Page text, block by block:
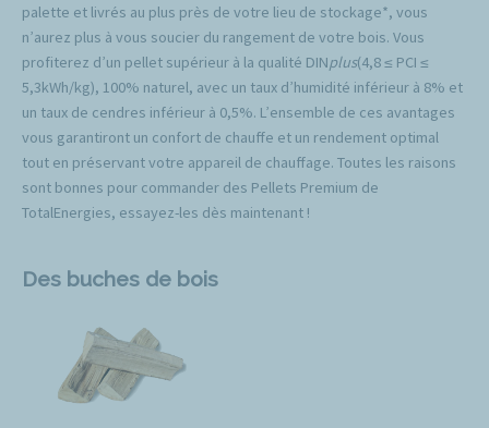
palette et livrés au plus près de votre lieu de stockage*, vous
n’aurez plus à vous soucier du rangement de votre bois. Vous
profiterez d’un pellet supérieur à la qualité DINplus(4,8 ≤ PCI ≤
5,3kWh/kg), 100% naturel, avec un taux d’humidité inférieur à 8% et
un taux de cendres inférieur à 0,5%. L’ensemble de ces avantages
vous garantiront un confort de chauffe et un rendement optimal
tout en préservant votre appareil de chauffage. Toutes les raisons
sont bonnes pour commander des Pellets Premium de
TotalEnergies, essayez-les dès maintenant !
Des buches de bois